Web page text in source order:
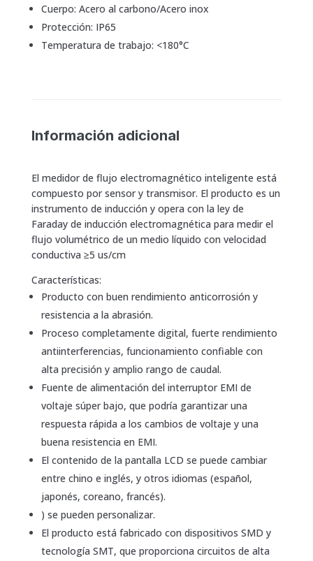
Cuerpo: Acero al carbono/Acero inox
Protección: IP65
Temperatura de trabajo: <180°C
Información adicional
El medidor de flujo electromagnético inteligente está
compuesto por sensor y transmisor. El producto es un
instrumento de inducción y opera con la ley de
Faraday de inducción electromagnética para medir el
flujo volumétrico de un medio líquido con velocidad
conductiva ≥5 us/cm
Características:
Producto con buen rendimiento anticorrosión y
resistencia a la abrasión.
Proceso completamente digital, fuerte rendimiento
antiinterferencias, funcionamiento confiable con
alta precisión y amplio rango de caudal.
Fuente de alimentación del interruptor EMI de
voltaje súper bajo, que podría garantizar una
respuesta rápida a los cambios de voltaje y una
buena resistencia en EMI.
El contenido de la pantalla LCD se puede cambiar
entre chino e inglés, y otros idiomas (español,
japonés, coreano, francés).
) se pueden personalizar.
El producto está fabricado con dispositivos SMD y
tecnología SMT, que proporciona circuitos de alta